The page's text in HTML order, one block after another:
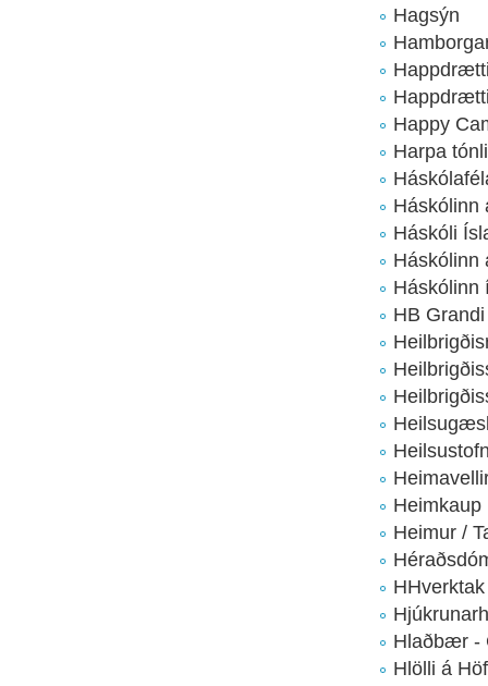
Hagsýn
Happy
Harpa
Háskólinn
Háskóli
Háskólinn
Háskólinn
HB Grandi
Heimkaup
Heimur /
HHverktak
Hlaðbær -
Hlölli á